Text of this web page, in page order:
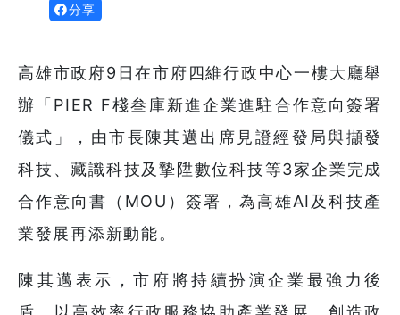
分享
高雄市政府9日在市府四維行政中心一樓大廳舉
辦「PIER F棧叁庫新進企業進駐合作意向簽署
儀式」，由市長陳其邁出席見證經發局與擷發
科技、藏識科技及摯陞數位科技等3家企業完成
合作意向書（MOU）簽署，為高雄AI及科技產
業發展再添新動能。
陳其邁表示，市府將持續扮演企業最強力後